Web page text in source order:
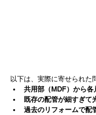
以下は、実際に寄せられた
共用部（MDF）から各
既存の配管が細すぎて
過去のリフォームで配